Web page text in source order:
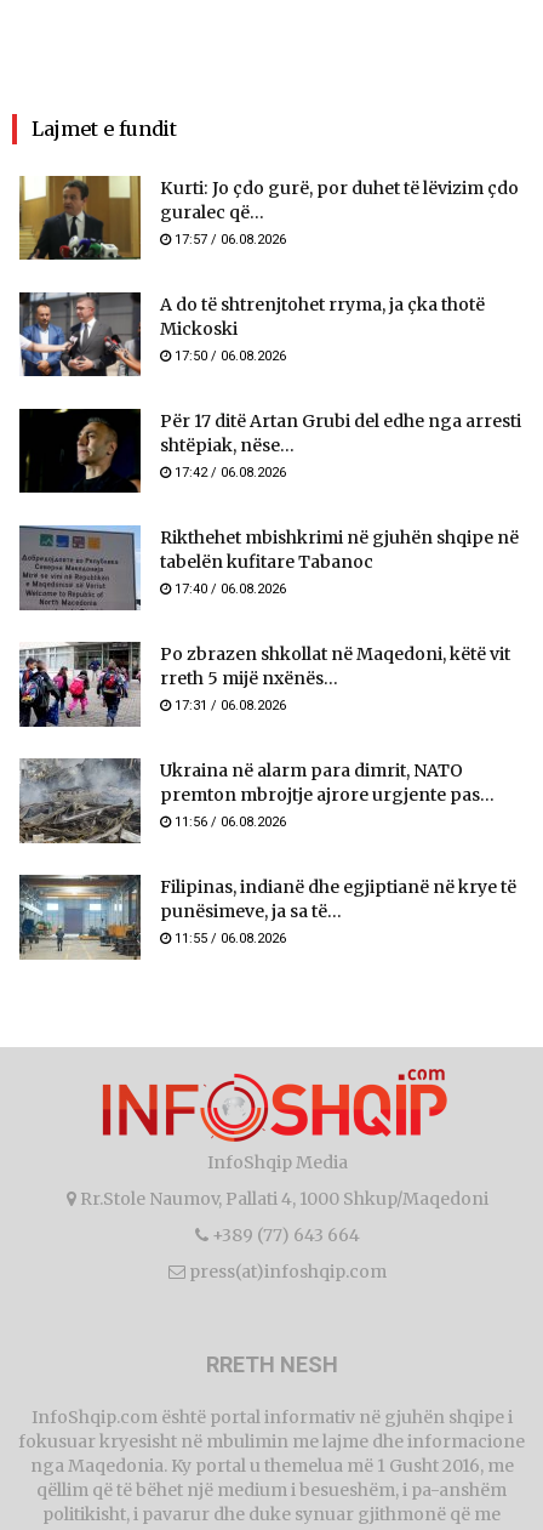
Lajmet e fundit
Kurti: Jo çdo gurë, por duhet të lëvizim çdo
guralec që...
17:57 / 06.08.2026
A do të shtrenjtohet rryma, ja çka thotë
Mickoski
17:50 / 06.08.2026
Për 17 ditë Artan Grubi del edhe nga arresti
shtëpiak, nëse...
17:42 / 06.08.2026
Rikthehet mbishkrimi në gjuhën shqipe në
tabelën kufitare Tabanoc
17:40 / 06.08.2026
Po zbrazen shkollat në Maqedoni, këtë vit
rreth 5 mijë nxënës...
17:31 / 06.08.2026
Ukraina në alarm para dimrit, NATO
premton mbrojtje ajrore urgjente pas...
11:56 / 06.08.2026
Filipinas, indianë dhe egjiptianë në krye të
punësimeve, ja sa të...
11:55 / 06.08.2026
InfoShqip Media
Rr.Stole Naumov, Pallati 4, 1000 Shkup/Maqedoni
+389 (77) 643 664
press(at)infoshqip.com
RRETH NESH
InfoShqip.com është portal informativ në gjuhën shqipe i
fokusuar kryesisht në mbulimin me lajme dhe informacione
nga Maqedonia. Ky portal u themelua më 1 Gusht 2016, me
qëllim që të bëhet një medium i besueshëm, i pa-anshëm
politikisht, i pavarur dhe duke synuar gjithmonë që me